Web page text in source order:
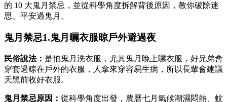
的 10 大鬼月禁忌，並從科學角度拆解背後原因，教你破除迷
思、平安過鬼月。
鬼月禁忌1.鬼月曬衣服晾戶外避過夜
民俗說法： 是怕鬼月洗衣服，尤其鬼月晚上曬衣服，好兄弟會
穿套過晾在戶外的衣服，人拿來穿容易生病，所以長輩會建議
天黑前收好衣服。
鬼月禁忌原因： 從科學角度出發，農曆七月氣候潮濕悶熱、蚊